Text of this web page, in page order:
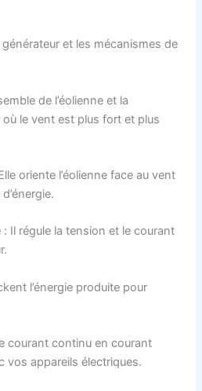
générateur et les mécanismes de
de l’éolienne et la
le vent est plus fort et plus
oriente l’éolienne face au vent
Il régule la tension et le courant
l’énergie produite pour
courant continu en courant
vos appareils électriques.